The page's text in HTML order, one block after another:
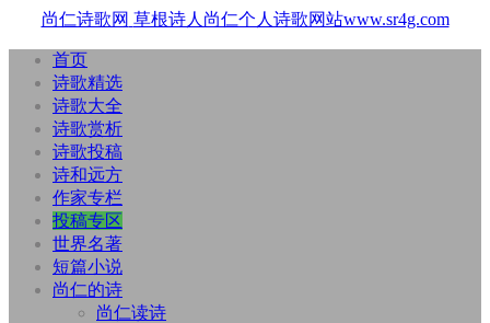
尚仁诗歌网 草根诗人尚仁个人诗歌网站www.sr4g.com
首页
诗歌精选
诗歌大全
诗歌赏析
诗歌投稿
诗和远方
作家专栏
投稿专区
世界名著
短篇小说
尚仁的诗
尚仁读诗